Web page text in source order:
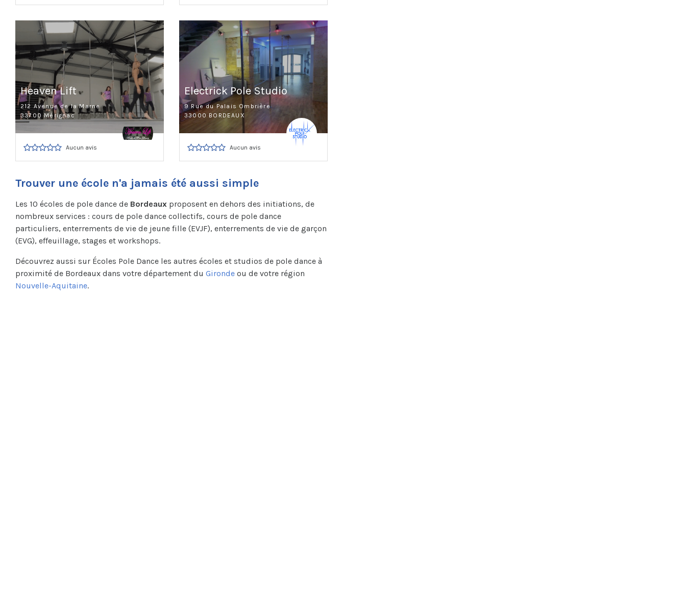
Heaven Lift
212 Avenue de la Marne
33700 Mérignac
Aucun avis
Electrick Pole Studio
9 Rue du Palais Ombrière
33000 BORDEAUX
Aucun avis
Trouver une école n'a jamais été aussi simple
Les 10 écoles de pole dance de Bordeaux proposent en dehors des initiations, de
nombreux services : cours de pole dance collectifs, cours de pole dance
particuliers, enterrements de vie de jeune fille (EVJF), enterrements de vie de garçon
(EVG), effeuillage, stages et workshops.
Découvrez aussi sur Écoles Pole Dance les autres écoles et studios de pole dance à
proximité de Bordeaux dans votre département du Gironde ou de votre région
Nouvelle-Aquitaine.